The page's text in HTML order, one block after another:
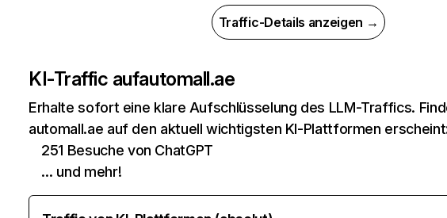
Traffic-Details anzeigen →
KI-Traffic aufautomall.ae
Erhalte sofort eine klare Aufschlüsselung des LLM-Traffics.
automall.ae auf den aktuell wichtigsten KI-Plattformen
251 Besuche von ChatGPT
… und mehr!